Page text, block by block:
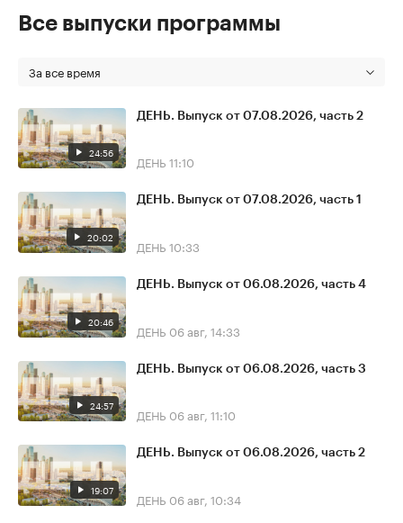
Все выпуски программы
За все время
24:56
ДЕНЬ. Выпуск от 07.08.2026, часть 2
ДЕНЬ 11:10
20:02
ДЕНЬ. Выпуск от 07.08.2026, часть 1
ДЕНЬ 10:33
20:46
ДЕНЬ. Выпуск от 06.08.2026, часть 4
ДЕНЬ 06 авг, 14:33
24:57
ДЕНЬ. Выпуск от 06.08.2026, часть 3
ДЕНЬ 06 авг, 11:10
19:07
ДЕНЬ. Выпуск от 06.08.2026, часть 2
ДЕНЬ 06 авг, 10:34